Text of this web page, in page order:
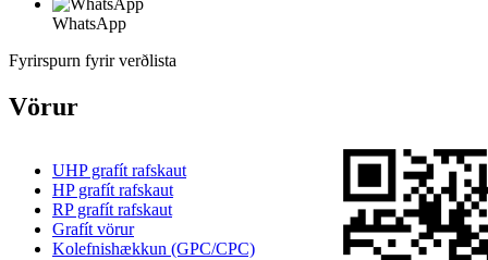
WhatsApp
Fyrirspurn fyrir verðlista
Vörur
UHP grafít rafskaut
HP grafít rafskaut
RP grafít rafskaut
Grafít vörur
Kolefnishækkun (GPC/CPC)